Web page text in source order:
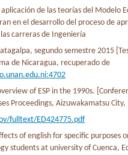
de las teorías del Modelo
en el desarrollo del proceso de
carreras de Ingeniería
segundo semestre 2015
de Nicaragua, recuperado de
of ESP in the 1990s.
Proceedings, Aizuwakamatsu City,
fulltext/ED424775.pdf
of english for specific purposes
students at university of Cuenca,